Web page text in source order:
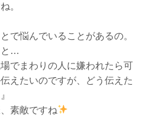
。
で悩んでいることがあるの。
と…
でまわりの人に嫌われたら可
えたいのですが、どう伝えた
素敵ですね